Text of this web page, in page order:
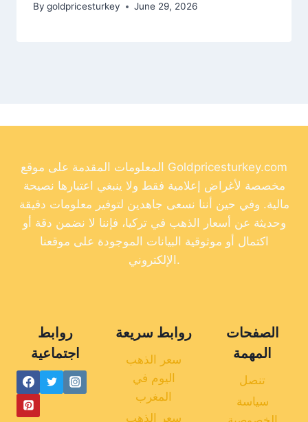
By goldpricesturkey June 29, 2026
المعلومات المقدمة على موقع Goldpricesturkey.com
مخصصة لأغراض إعلامية فقط ولا ينبغي اعتبارها نصيحة
مالية. وفي حين أننا نسعى جاهدين لتوفير معلومات دقيقة
وحديثة عن أسعار الذهب في تركيا، فإننا لا نضمن دقة أو
اكتمال أو موثوقية البيانات الموجودة على موقعنا
الإلكتروني.
روابط
اجتماعية
روابط سريعة
سعر الذهب
اليوم في
المغرب
سعر الذهب
الصفحات
المهمة
تنصل
سياسة